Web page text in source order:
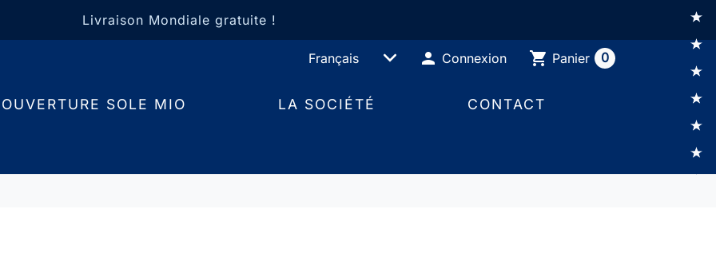
Livraison Mondiale gratuite !
 Connexion shopping_cart Panier 0
SOLE MIO LA SOCIÉTÉ CONTACT